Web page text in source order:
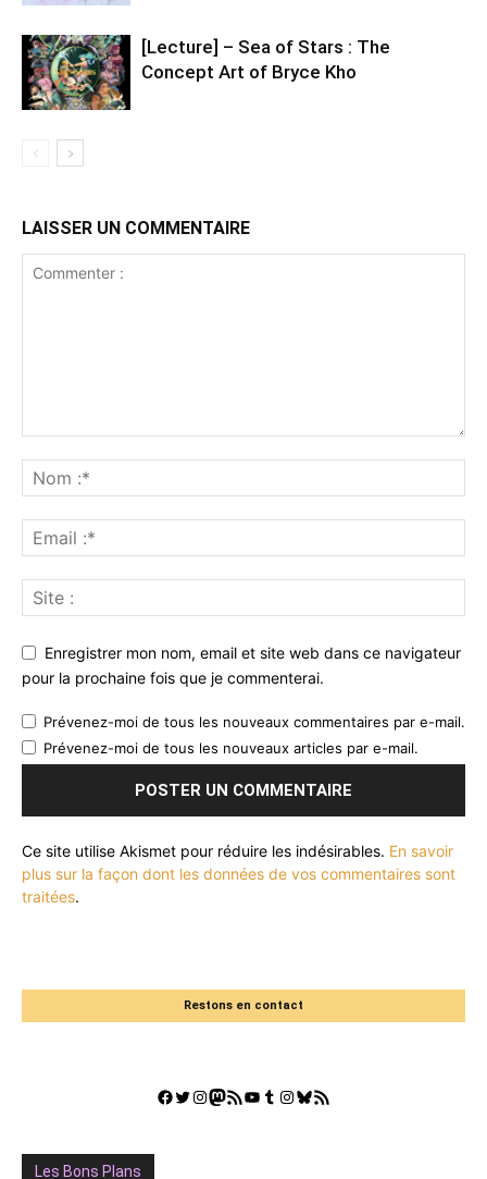
[Lecture] – Sea of Stars : The
Concept Art of Bryce Kho
LAISSER UN COMMENTAIRE
Enregistrer mon nom, email et site web dans ce navigateur
pour la prochaine fois que je commenterai.
Prévenez-moi de tous les nouveaux commentaires par e-mail.
Prévenez-moi de tous les nouveaux articles par e-mail.
Ce site utilise Akismet pour réduire les indésirables. En savoir
plus sur la façon dont les données de vos commentaires sont
traitées.
Restons en contact
Facebook
Twitter
Instagram
Mastodon
Flux RSSYouTube
Tumblr
Instagram
Bluesky
GestGame
Les Bons Plans